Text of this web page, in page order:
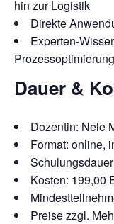
hin zur Logistik
Direkte
Experten-
Prozessoptimierung
Dauer &
Dozentin: Nele
Format: online,
Kosten: 199,00
​Preise zzgl.